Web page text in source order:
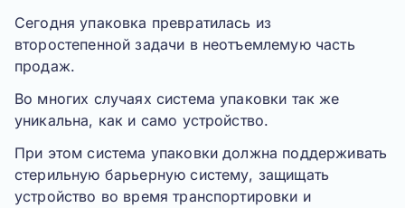
Сегодня упаковка превратилась из
второстепенной задачи в неотъемлемую часть
продаж.
Во многих случаях система упаковки так же
уникальна, как и само устройство.
При этом система упаковки должна поддерживать
стерильную барьерную систему, защищать
устройство во время транспортировки и